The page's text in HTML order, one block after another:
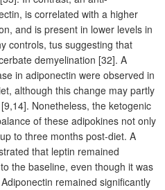
is correlated with a higher
and is present in lower levels in
controls, tus suggesting that
demyelination [32]. A
in adiponectin were observed in
although this change may partly
Nonetheless, the ketogenic
of these adipokines not only
to three months post-diet. A
that leptin remained
the baseline, even though it was
remained significantly